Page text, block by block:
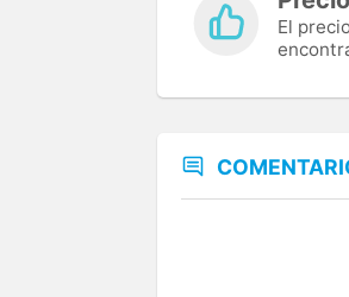
El